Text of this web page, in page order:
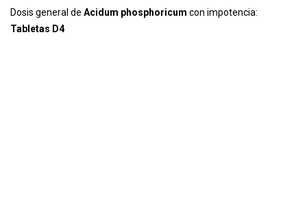
Dosis general de Acidum phosphoricum con impotencia:
Tabletas D4